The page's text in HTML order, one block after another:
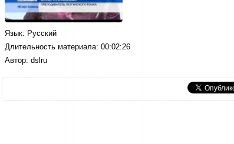
Язык: Русский
Длительность материала: 00:02:26
Автор: dslru